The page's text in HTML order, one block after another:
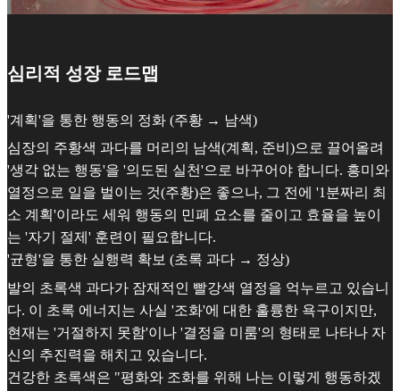
심리적 성장 로드맵
'계획'을 통한 행동의 정화 (주황 → 남색)
심장의 주황색 과다를 머리의 남색(계획, 준비)으로 끌어올려
'생각 없는 행동'을 '의도된 실천'으로 바꾸어야 합니다. 흥미와
열정으로 일을 벌이는 것(주황)은 좋으나, 그 전에 '1분짜리 최
소 계획'이라도 세워 행동의 민폐 요소를 줄이고 효율을 높이
는 '자기 절제' 훈련이 필요합니다.
'균형'을 통한 실행력 확보 (초록 과다 → 정상)
발의 초록색 과다가 잠재적인 빨강색 열정을 억누르고 있습니
다. 이 초록 에너지는 사실 '조화'에 대한 훌륭한 욕구이지만,
현재는 '거절하지 못함'이나 '결정을 미룸'의 형태로 나타나 자
신의 추진력을 해치고 있습니다.
건강한 초록색은 "평화와 조화를 위해 나는 이렇게 행동하겠